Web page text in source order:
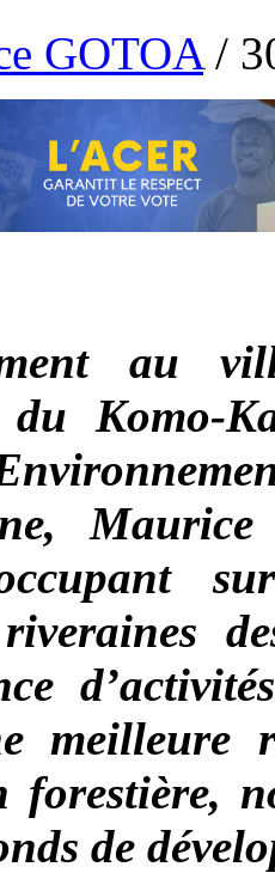
GOTOA/
au
du Komo-
meilleure
forestière,
de